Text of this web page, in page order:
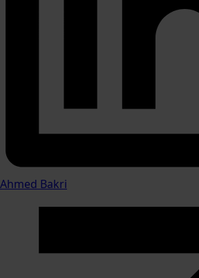
Ahmed Bakri